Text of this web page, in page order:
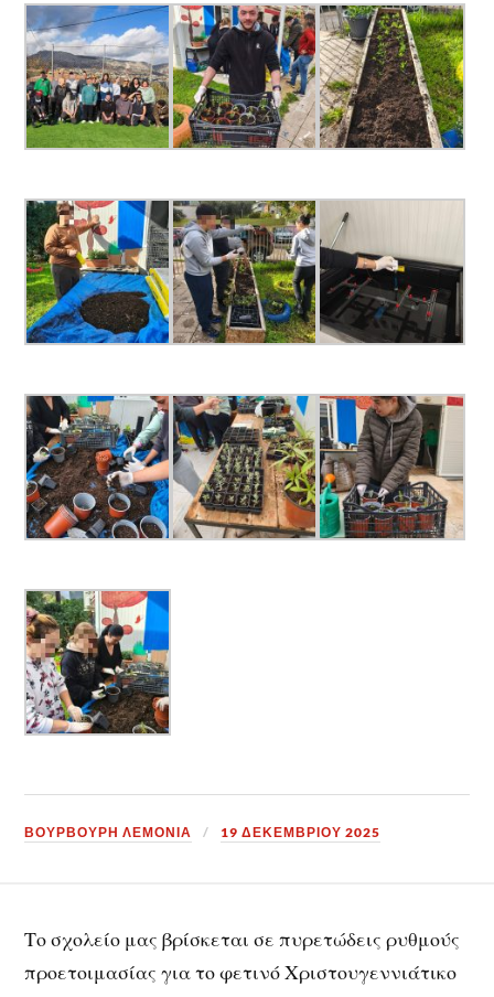
ΒΟΥΡΒΟΥΡΗ ΛΕΜΟΝΙΑ 19 ΔΕΚΕΜΒΡΊΟΥ 2025
Το σχολείο μας βρίσκεται σε πυρετώδεις ρυθμούς
προετοιμασίας για το φετινό Χριστουγεννιάτικο